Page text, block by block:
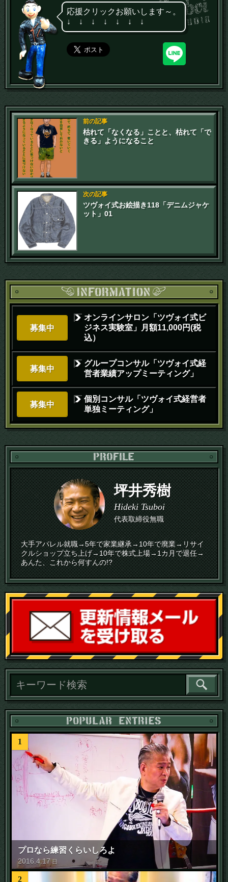
応援クリックお願いします～。
↓ ↓ ↓ ↓ ↓ ↓ ↓
前の記事
枯れて「なくなる」ことと、枯れて「で
きる」ようになること
次の記事
ツヴォイ式お絵描き118「デニムジャケ
ット」01
募集中
オンラインサロン「ツヴォイ式ビ
ジネス実験室」月額11,000円(税
込）
募集中
グループコンサル「ツヴォイ式経
営者業績アップミーティング」
募集中
個別コンサル「ツヴォイ式経営者
単独ミーティング」
坪井秀樹
Hideki Tsuboi
代表取締役無職
大手アパレル就職→5年で家業継承→10年で廃業→リサイ
クルショップ立ち上げ→10年で株式上場→1カ月で退任→
あんた、これから何すんの!?
読
1
プロなら練習くらいしろよ
2016 .4.17 日
2